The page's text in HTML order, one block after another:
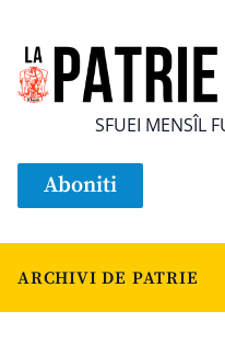
SFUEI MENSÎL
Aboniti
ARCHIVI DE PATRIE